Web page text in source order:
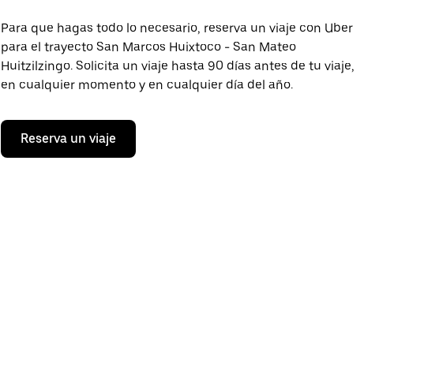
Para que hagas todo lo necesario, reserva un viaje con Uber
para el trayecto San Marcos Huixtoco - San Mateo
Huitzilzingo. Solicita un viaje hasta 90 días antes de tu viaje,
en cualquier momento y en cualquier día del año.
Reserva un viaje